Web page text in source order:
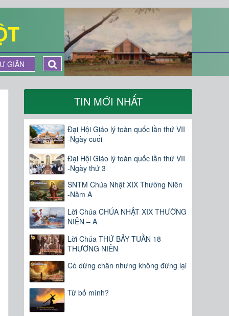
GIÃN
TIN MỚI NHẤT
Đại Hội Giáo lý toàn quốc lần thứ VII
-Ngày cuối
Đại Hội Giáo lý toàn quốc lần thứ VII
-Ngày thứ 3
SNTM Chúa Nhật XIX Thường Niên
-Năm A
Lời Chúa CHÚA NHẬT XIX THƯỜNG
NIÊN – A
Lời Chúa THỨ BẢY TUẦN 18
THƯỜNG NIÊN
Có dừng chân nhưng không đứng lại
Từ bỏ mình?